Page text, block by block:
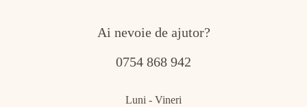
Ai nevoie de ajutor?
0754 868 942
Luni - Vineri